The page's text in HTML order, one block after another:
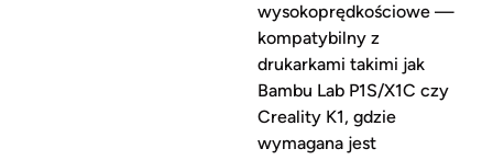
wysokoprędkościowe —
kompatybilny z
drukarkami takimi jak
Bambu Lab P1S/X1C czy
Creality K1, gdzie
wymagana jest